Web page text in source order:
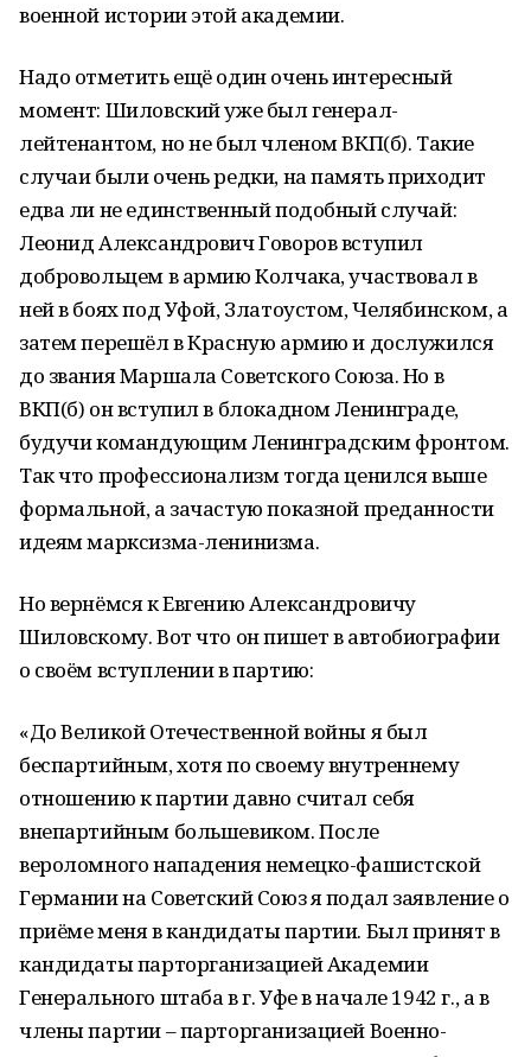
военной истории этой академии.
Надо отметить ещё один очень интересный
момент: Шиловский уже был генерал-
лейтенантом, но не был членом ВКП(б). Такие
случаи были очень редки, на память приходит
едва ли не единственный подобный случай:
Леонид Александрович Говоров вступил
добровольцем в армию Колчака, участвовал в
ней в боях под Уфой, Златоустом, Челябинском, а
затем перешёл в Красную армию и дослужился
до звания Маршала Советского Союза. Но в
ВКП(б) он вступил в блокадном Ленинграде,
будучи командующим Ленинградским фронтом.
Так что профессионализм тогда ценился выше
формальной, а зачастую показной преданности
идеям марксизма-ленинизма.
Но вернёмся к Евгению Александровичу
Шиловскому. Вот что он пишет в автобиографии
о своём вступлении в партию:
«До Великой Отечественной войны я был
беспартийным, хотя по своему внутреннему
отношению к партии давно считал себя
внепартийным большевиком. После
вероломного нападения немецко-фашистской
Германии на Советский Союз я подал заявление о
приёме меня в кандидаты партии. Был принят в
кандидаты парторганизацией Академии
Генерального штаба в г. Уфе в начале 1942 г., а в
члены партии – парторганизацией Военно-